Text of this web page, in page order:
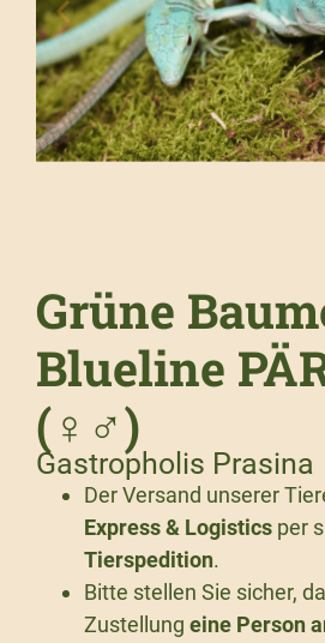
Grüne
Blueline
(♀♂)
Gastropholis Prasina
Der Versand unserer
Express & Logistics per
Tierspedition.
Bitte stellen Sie sicher,
Zustellung eine Person